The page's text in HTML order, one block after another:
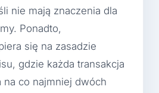
nie mają znaczenia dla
Ponadto,
się na zasadzie
gdzie każda transakcja
na co najmniej dwóch